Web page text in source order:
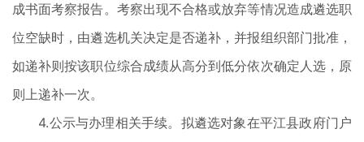
成书面考察报告。考察出现不合格或放弃等情况造成遴选职
位空缺时，由遴选机关决定是否递补，并报组织部门批准，
如递补则按该职位综合成绩从高分到低分依次确定人选，原
则上递补一次。
4.公示与办理相关手续。拟遴选对象在平江县政府门户